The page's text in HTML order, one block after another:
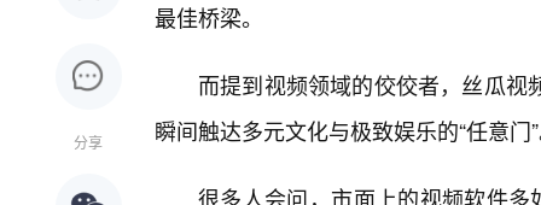
分享
最佳桥梁。
而提到视频领域的佼佼者，丝瓜
瞬间触达多元文化与极致娱乐的“任意门
很多人会问，市面上的视频软件多